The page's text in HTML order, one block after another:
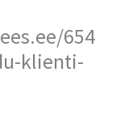
654
klienti-